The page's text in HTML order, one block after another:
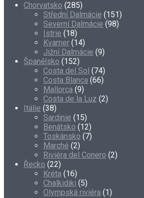
Chorvatsko (285)
Střední Dalmácie (151)
Severní Dalmácie (98)
Istrie (18)
Kvarner (14)
Jižní Dalmácie (9)
Španělsko (152)
Costa del Sol (74)
Costa Blanca (66)
Mallorca (9)
Costa de la Luz (2)
Itálie (38)
Sardinie (15)
Benátsko (12)
Toskánsko (7)
Marché (2)
Riviéra del Conero (2)
Řecko (22)
Kréta (16)
Chalkidiki (5)
Olympská riviéra (1)